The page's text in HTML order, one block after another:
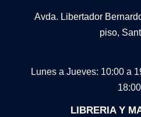
Avda. Libertador
piso,
Lunes a Jueves: 10:00 a
18:00
LIBRERIA Y